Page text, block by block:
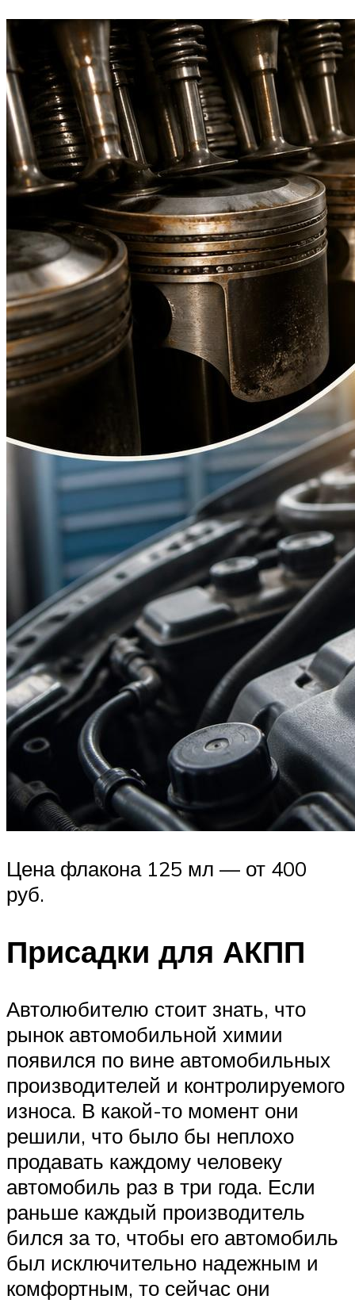
Цена флакона 125 мл — от 400
руб.
Присадки для АКПП
Автолюбителю стоит знать, что
рынок автомобильной химии
появился по вине автомобильных
производителей и контролируемого
износа. В какой-то момент они
решили, что было бы неплохо
продавать каждому человеку
автомобиль раз в три года. Если
раньше каждый производитель
бился за то, чтобы его автомобиль
был исключительно надежным и
комфортным, то сейчас они